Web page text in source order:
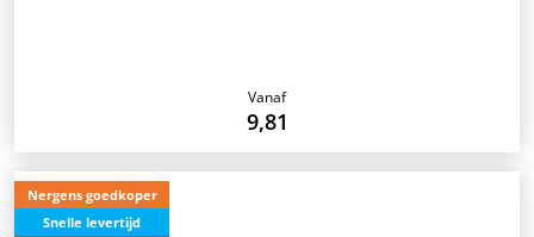
Vanaf
9,81
Nergens goedkoper
Snelle levertijd